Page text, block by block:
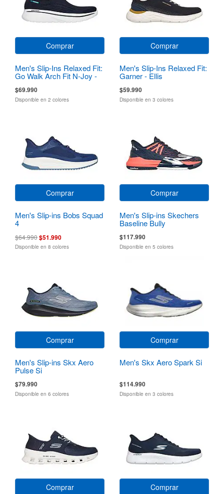
Comprar
Men's Slip-Ins Relaxed Fit:
Go Walk Arch Fit N-Joy -
$69.990
Disponible en 2 colores
Comprar
Men's Slip-Ins Relaxed Fit:
Garner - Ellis
$59.990
Disponible en 3 colores
Comprar
Men's Slip-ins Bobs Squad
4
$64.990$51.990
Disponible en 8 colores
Comprar
Men's Slip-ins Skechers
Baseline Bully
$117.990
Disponible en 5 colores
Comprar
Men's Slip-ins Skx Aero
Pulse Si
$79.990
Disponible en 6 colores
Comprar
Men's Skx Aero Spark Si
$114.990
Disponible en 3 colores
Comprar Comprar